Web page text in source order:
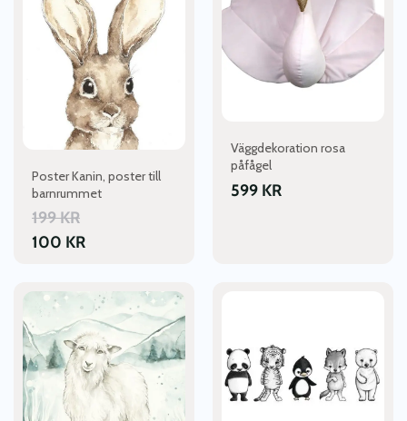
Poster Kanin, poster till
barnrummet
199KR
100 KR
flera
varianter.
alternativen
produktsidan
Väggdekoration rosa
påfågel
599 KR
produkten
har
flera
varianter.
De